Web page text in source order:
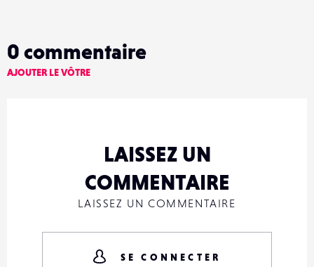
0 commentaire
AJOUTER LE VÔTRE
LAISSEZ UN
COMMENTAIRE
LAISSEZ UN COMMENTAIRE
SE CONNECTER